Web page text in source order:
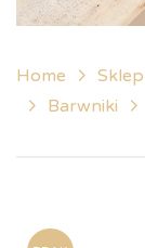
Home Sklep
Barwniki